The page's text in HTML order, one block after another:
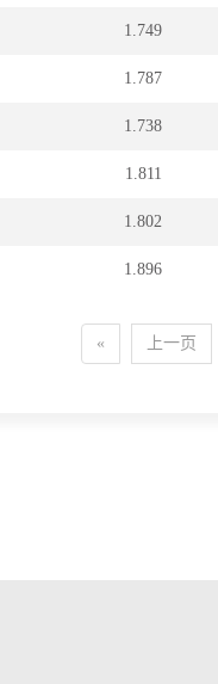
1.749
1.787
1.738
1.811
1.802
1.896
« 上一页